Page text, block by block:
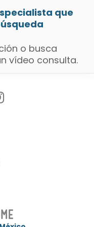
que
o busca
vídeo consulta.